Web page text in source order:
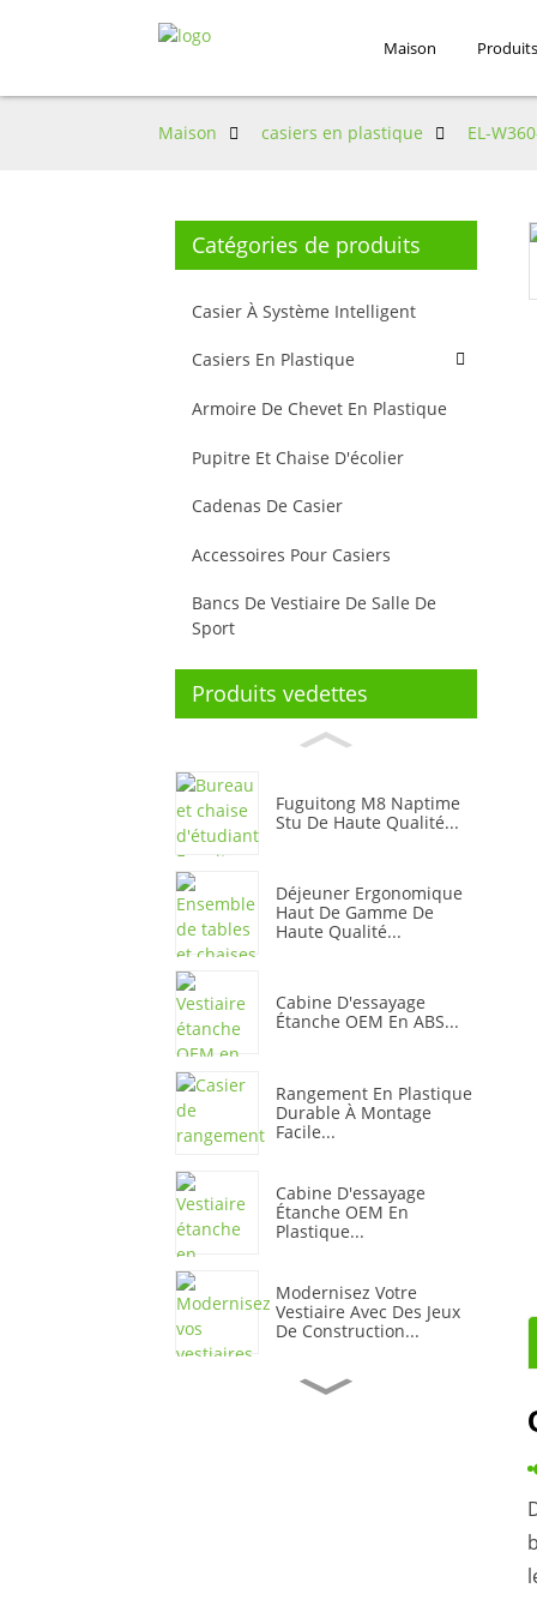
Maison Produits
Maison casiers en plastique EL-
Catégories de produits
Casier À Système Intelligent
Casiers En Plastique
Armoire De Chevet En Plastique
Pupitre Et Chaise D'écolier
Cadenas De Casier
Accessoires Pour Casiers
Bancs De Vestiaire De Salle De
Sport
Produits vedettes
Fuguitong M8 Naptime
Stu De Haute Qualité...
Déjeuner Ergonomique
Haut De Gamme De
Haute Qualité...
Cabine D'essayage
Étanche OEM En ABS...
Rangement En Plastique
Durable À Montage
Facile...
Cabine D'essayage
Étanche OEM En
Plastique...
Modernisez Votre
Vestiaire Avec Des Jeux
De Construction...
Armoire De Rangement